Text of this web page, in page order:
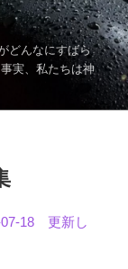
どんなにすばら
実、私たちは神
07-18 更新し